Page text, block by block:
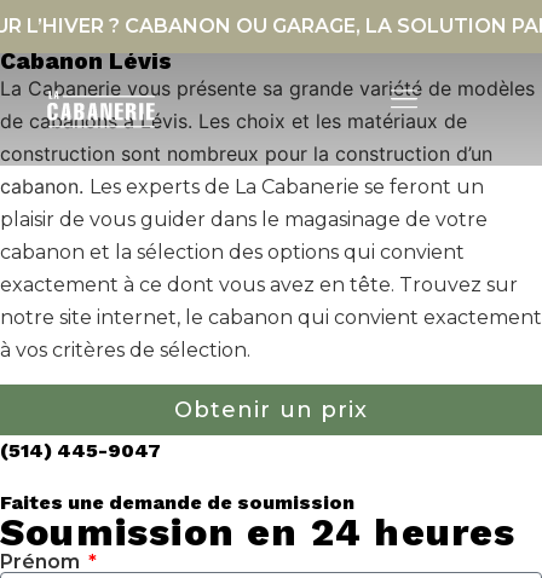
? CABANON OU GARAGE, LA SOLUTION
Cabanon Lévis
La Cabanerie vous présente sa grande variété de modèles
de cabanons à Lévis. Les choix et les matériaux de
construction sont nombreux pour la construction d’un
cabanon. Les experts de La Cabanerie se feront un
plaisir de vous guider dans le magasinage de votre
cabanon et la sélection des options qui convient
exactement à ce dont vous avez en tête. Trouvez sur
notre site internet, le cabanon qui convient exactement
à vos critères de sélection.
Obtenir un prix
(514) 445-9047
Faites une demande de soumission
Soumission en 24 heures
Prénom